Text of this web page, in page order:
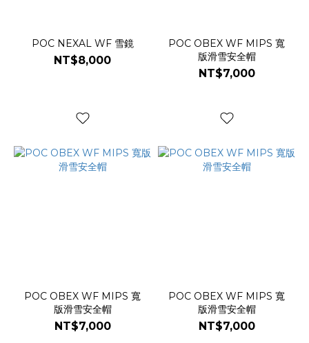
POC NEXAL WF 雪鏡
NT$8,000
POC OBEX WF MIPS 寬
版滑雪安全帽
NT$7,000
POC OBEX WF MIPS 寬
版滑雪安全帽
NT$7,000
POC OBEX WF MIPS 寬
版滑雪安全帽
NT$7,000